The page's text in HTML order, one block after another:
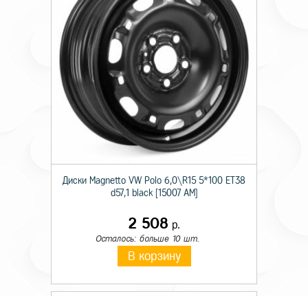
Диски Magnetto VW Polo 6,0\R15 5*100 ET38
d57,1 black [15007 AM]
2 508 р.
Осталось: больше 10 шт.
В корзину